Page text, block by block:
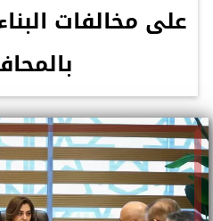
على مخالفات